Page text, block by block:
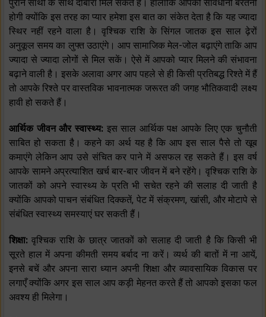
पुराने साथी के साथ दोबारा मिल सकते हैं। हालांकि आपको सावधानी बरतनी
होगी क्योंकि इस तरह का प्यार हमेशा इस बात का संकेत देता है कि यह ज्यादा
स्थिर नहीं रहने वाला है। वृश्चिक राशि के सिंगल जातक इस साल ढ़ेरों
अनुकूल समय का लुफ्त उठाएंगे। आप सामाजिक मेल-जोल बढ़ाएंगे ताकि आप
ज्यादा से ज्यादा लोगों से मिल सकें। ऐसे में आपको प्यार मिलने की संभावना
बढ़ाने वाली है। इसके अलावा अगर आप पहले से ही किसी प्रतिबद्ध रिश्ते में हैं
तो आपके रिश्ते पर वास्तविक भावनात्मक जरूरत की जगह भौतिकवादी लक्ष्य
हावी हो सकते हैं।
आर्थिक जीवन और स्वास्थ्य: इस साल आर्थिक पक्ष आपके लिए एक चुनौती
साबित हो सकता है। कहने का अर्थ यह है कि आप इस साल पैसे तो खूब
कमाएंगे लेकिन आप उसे संचित कर पाने में असफल रह सकते हैं। इस वर्ष
आपके सामने अप्रत्याशित खर्च बार-बार जीवन में बने रहेंगे। वृश्चिक राशि के
जातकों को अपने स्वास्थ्य के प्रति भी सचेत रहने की सलाह दी जाती है
क्योंकि आपको पाचन संबंधित दिक्कतें, पेट में संक्रमण, खांसी, और मोटापे से
संबंधित स्वास्थ्य समस्याएं घर सकती हैं।
शिक्षा:वृश्चिक राशि के छात्र जातकों को सलाह दी जाती है कि किसी भी
सूरते हाल में अपना कीमती समय बर्बाद ना करें। व्यर्थ की बातों में ना आयें,
इनसे बचें और अपना सारा ध्यान अपनी शिक्षा और व्यावसायिक विकास पर
लगाएँ क्योंकि अगर इस साल आप कड़ी मेहनत करते हैं तो आपको इसका फल
अवश्य ही मिलेगा।